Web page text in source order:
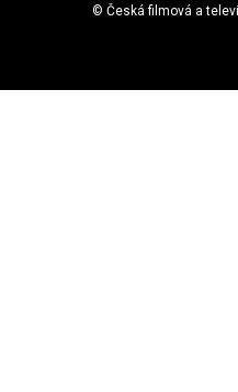
© Česká filmová a